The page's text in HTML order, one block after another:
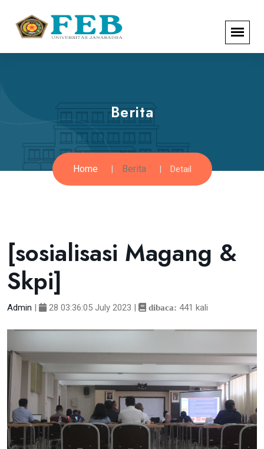
Berita
Home Berita Detail
[sosialisasi Magang &
Skpi]
Admin | 28 03:36:05 July 2023 | dibaca: 441 kali